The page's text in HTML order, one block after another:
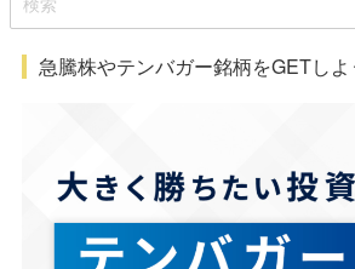
急騰株やテンバガー銘柄をGETしよ